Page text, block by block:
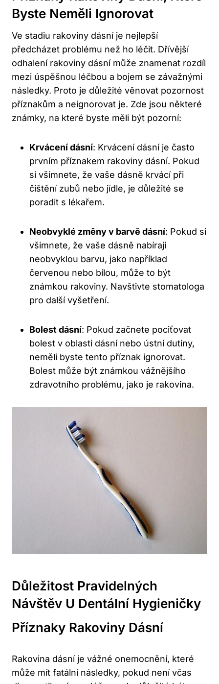
Byste Neměli Ignorovat
Ve stadiu rakoviny dásní je nejlepší
předcházet problému než ho léčit. Dřívější
odhalení rakoviny dásní může znamenat rozdíl
mezi úspěšnou léčbou a bojem se závažnými
následky. Proto je důležité věnovat pozornost
příznakům a neignorovat je. Zde jsou některé
známky, na které byste měli být pozorní:
Krvácení dásní: Krvácení dásní je často
prvním příznakem rakoviny dásní. Pokud
si všimnete, že vaše dásně krvácí při
čištění zubů nebo jídle, je důležité se
poradit s lékařem.
Neobvyklé změny v barvě dásní: Pokud si
všimnete, že vaše dásně nabírají
neobvyklou barvu, jako například
červenou nebo bílou, může to být
známkou rakoviny. Navštivte stomatologa
pro další vyšetření.
Bolest dásní: Pokud začnete pociťovat
bolest v oblasti dásní nebo ústní dutiny,
neměli byste tento příznak ignorovat.
Bolest může být známkou vážnějšího
zdravotního problému, jako je rakovina.
Důležitost Pravidelných
Návštěv U Dentální Hygieničky
Příznaky Rakoviny Dásní
Rakovina dásní je vážné onemocnění, které
může mít fatální následky, pokud není včas